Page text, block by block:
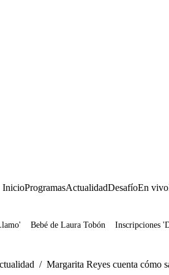
InicioProgramasActualidadDesafíoEn vivo
Bebé de Laura Tobón Inscripciones
/ Margarita Reyes cuenta cómo